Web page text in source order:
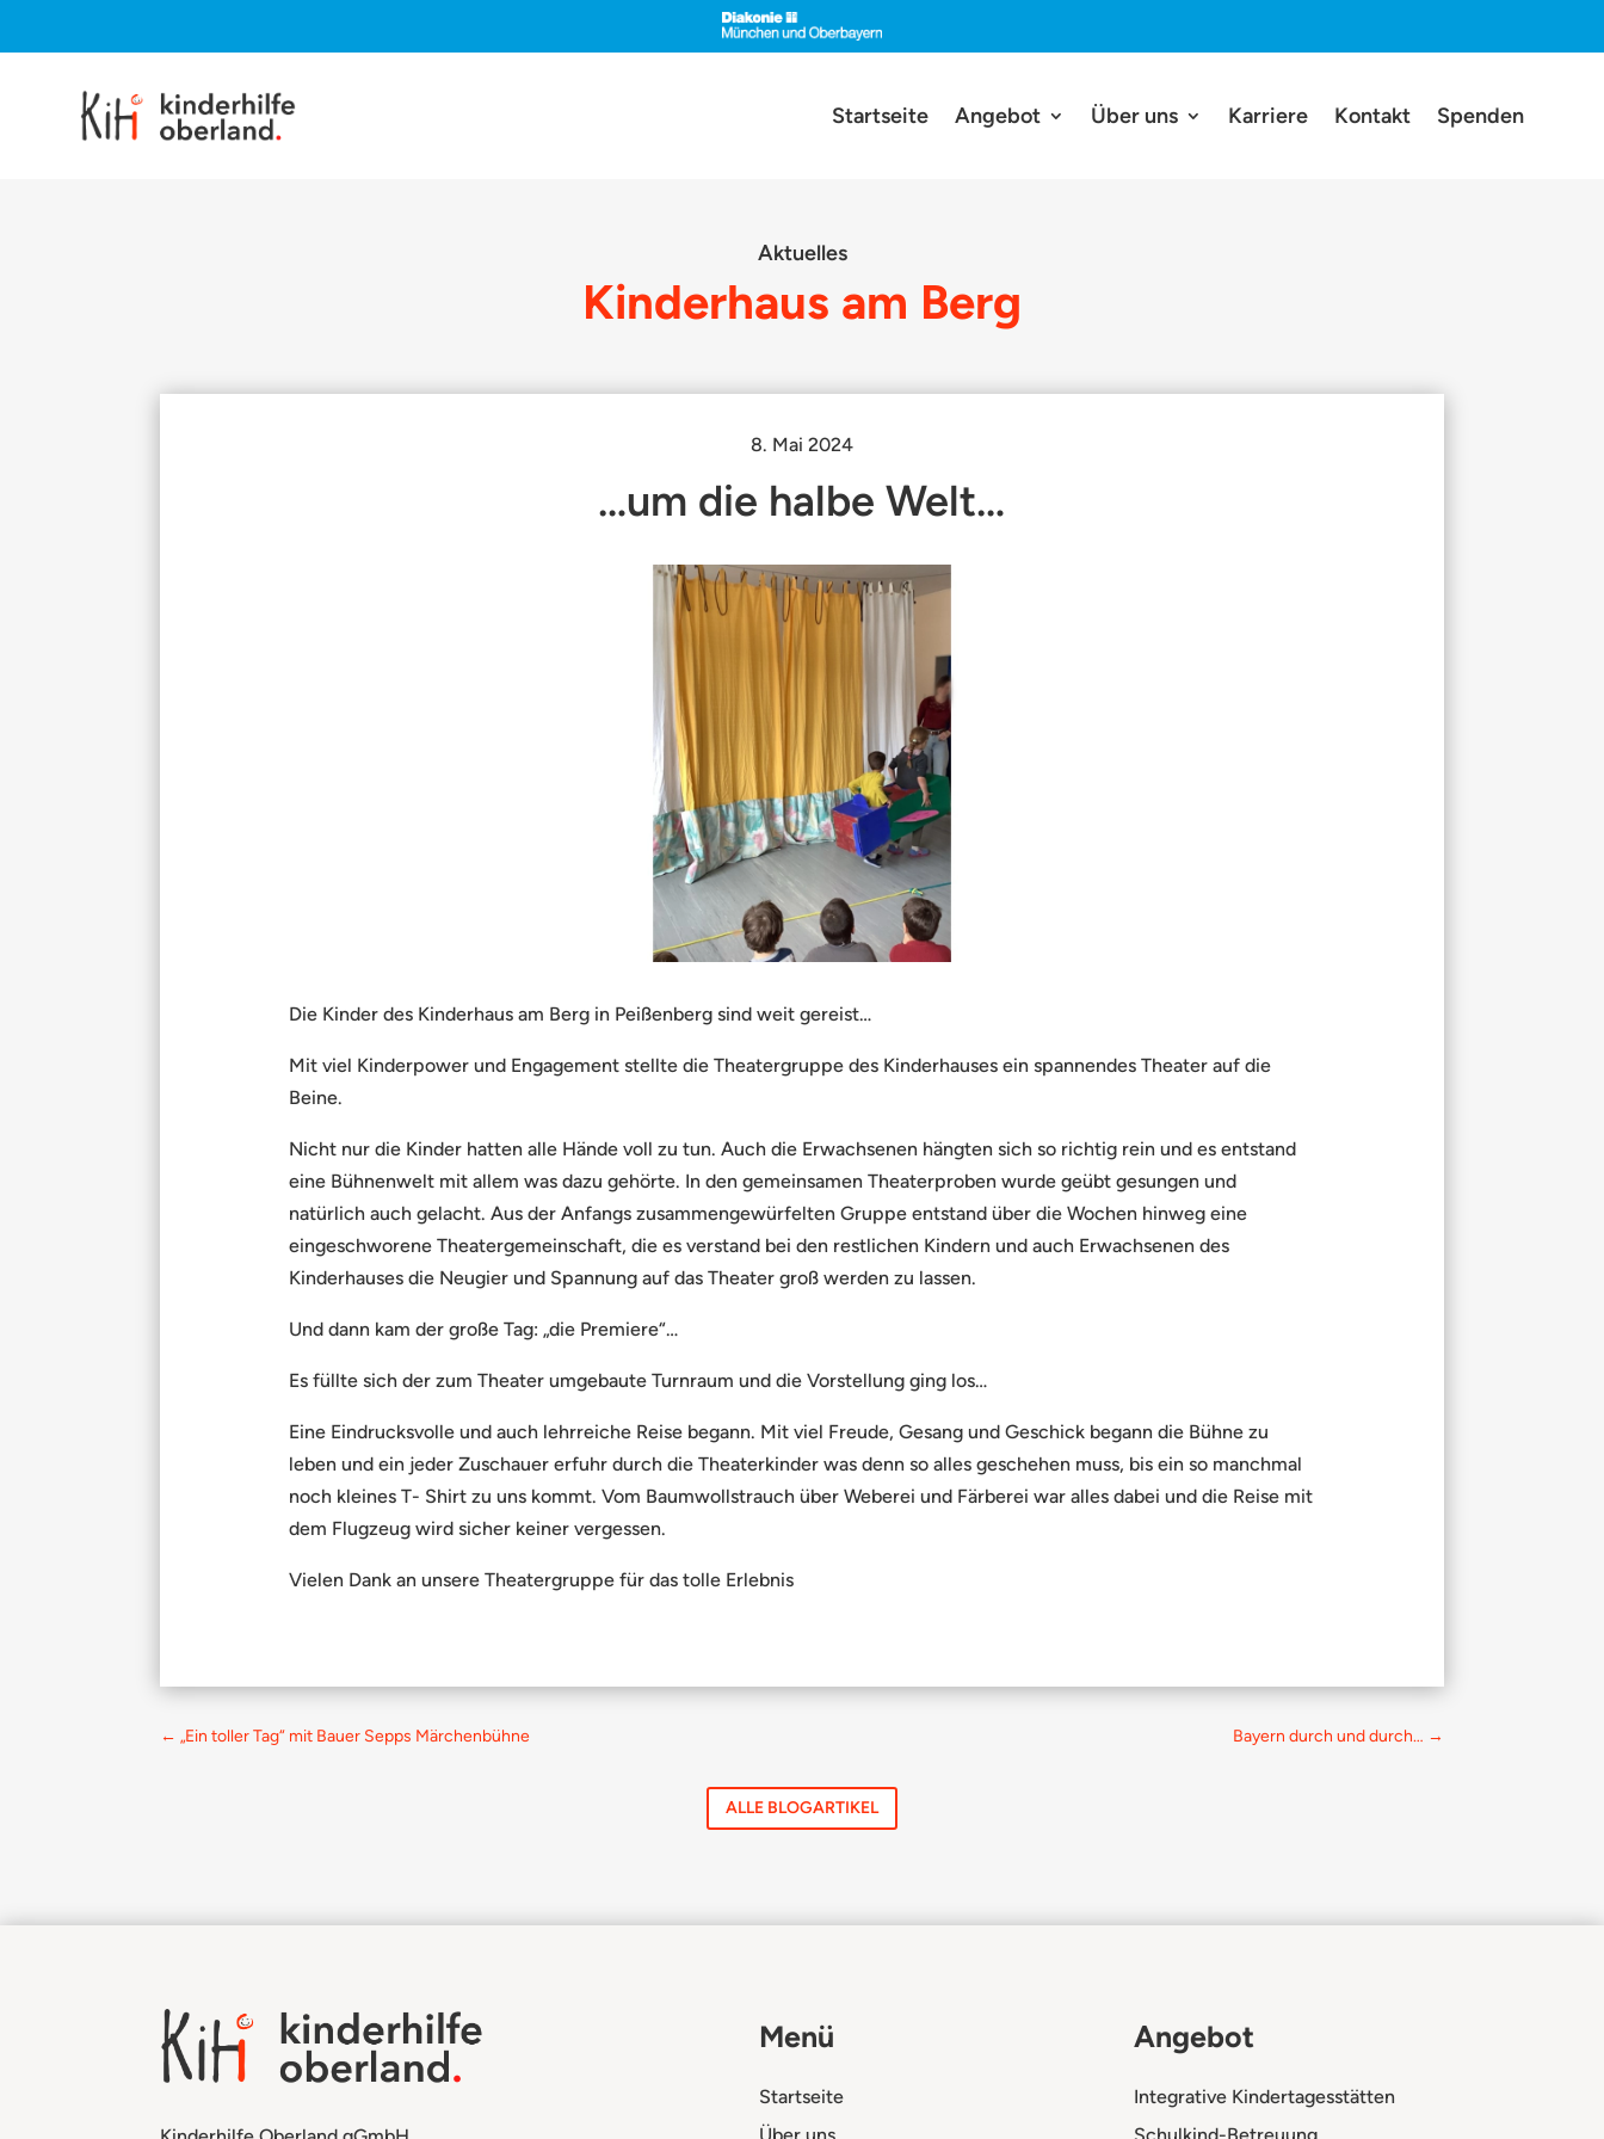
Startseite Angebot Über uns Karriere Kontakt Spenden
Aktuelles
Kinderhaus am Berg
8. Mai 2024
…um die halbe Welt…
Die Kinder des Kinderhaus am Berg in Peißenberg sind weit gereist…
Mit viel Kinderpower und Engagement stellte die Theatergruppe des Kinderhauses ein spannendes Theater auf die
Beine.
Nicht nur die Kinder hatten alle Hände voll zu tun. Auch die Erwachsenen hängten sich so richtig rein und es entstand
eine Bühnenwelt mit allem was dazu gehörte. In den gemeinsamen Theaterproben wurde geübt gesungen und
natürlich auch gelacht. Aus der Anfangs zusammengewürfelten Gruppe entstand über die Wochen hinweg eine
eingeschworene Theatergemeinschaft, die es verstand bei den restlichen Kindern und auch Erwachsenen des
Kinderhauses die Neugier und Spannung auf das Theater groß werden zu lassen.
Und dann kam der große Tag: „die Premiere“…
Es füllte sich der zum Theater umgebaute Turnraum und die Vorstellung ging los…
Eine Eindrucksvolle und auch lehrreiche Reise begann. Mit viel Freude, Gesang und Geschick begann die Bühne zu
leben und ein jeder Zuschauer erfuhr durch die Theaterkinder was denn so alles geschehen muss, bis ein so manchmal
noch kleines T- Shirt zu uns kommt. Vom Baumwollstrauch über Weberei und Färberei war alles dabei und die Reise mit
dem Flugzeug wird sicher keiner vergessen.
Vielen Dank an unsere Theatergruppe für das tolle Erlebnis
←„Ein toller Tag“ mit Bauer Sepps Märchenbühne Bayern durch und durch… →
ALLE BLOGARTIKEL
Menü
Startseite
Angebot
Integrative Kindertagesstätten